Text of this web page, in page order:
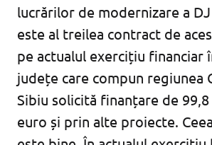
lucrărilor de modernizare a
este al treilea contract de
pe actualul exercițiu financiar
județe care compun regiunea
Sibiu solicită finanțare de
euro și prin alte proiecte.